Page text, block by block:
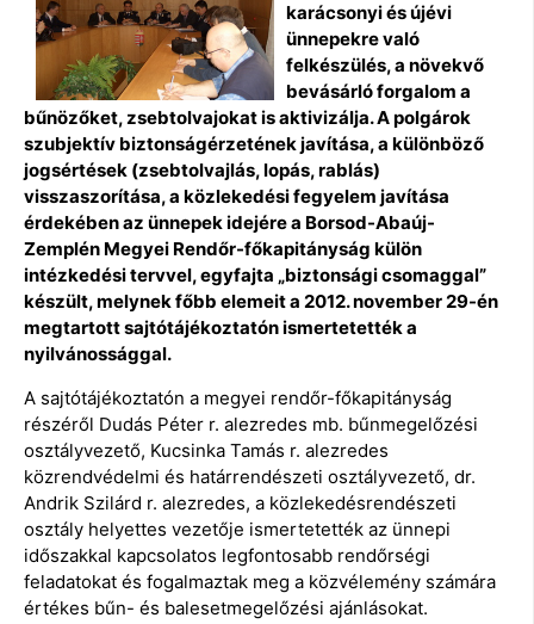
karácsonyi és újévi
ünnepekre való
felkészülés, a növekvő
bevásárló forgalom a
bűnözőket, zsebtolvajokat is aktivizálja. A polgárok
szubjektív biztonságérzetének javítása, a különböző
jogsértések (zsebtolvajlás, lopás, rablás)
visszaszorítása, a közlekedési fegyelem javítása
érdekében az ünnepek idejére a Borsod-Abaúj-
Zemplén Megyei Rendőr-főkapitányság külön
intézkedési tervvel, egyfajta „biztonsági csomaggal”
készült, melynek főbb elemeit a 2012. november 29-én
megtartott sajtótájékoztatón ismertetették a
nyilvánossággal.
A sajtótájékoztatón a megyei rendőr-főkapitányság
részéről Dudás Péter r. alezredes mb. bűnmegelőzési
osztályvezető, Kucsinka Tamás r. alezredes
közrendvédelmi és határrendészeti osztályvezető, dr.
Andrik Szilárd r. alezredes, a közlekedésrendészeti
osztály helyettes vezetője ismertetették az ünnepi
időszakkal kapcsolatos legfontosabb rendőrségi
feladatokat és fogalmaztak meg a közvélemény számára
értékes bűn- és balesetmegelőzési ajánlásokat.